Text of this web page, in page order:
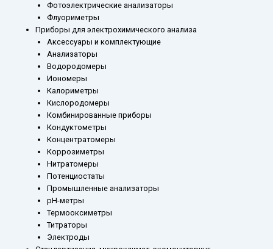
Фотоэлектрические анализаторы
Флуориметры
Приборы для электрохимического анализа
Аксессуары и комплектующие
Анализаторы
Водородомеры
Иономеры
Калориметры
Кислородомеры
Комбинированные приборы
Кондуктометры
Концентратомеры
Коррозиметры
Нитратомеры
Потенциостаты
Промышленные анализаторы
рН-метры
Термооксиметры
Титраторы
Электроды